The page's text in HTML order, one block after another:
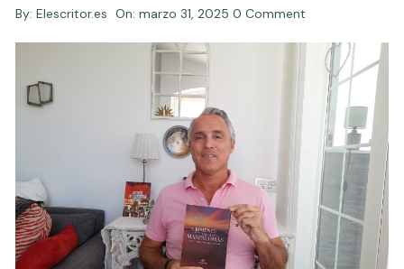
By: Elescritor.es On:marzo 31, 2025 0 Comment